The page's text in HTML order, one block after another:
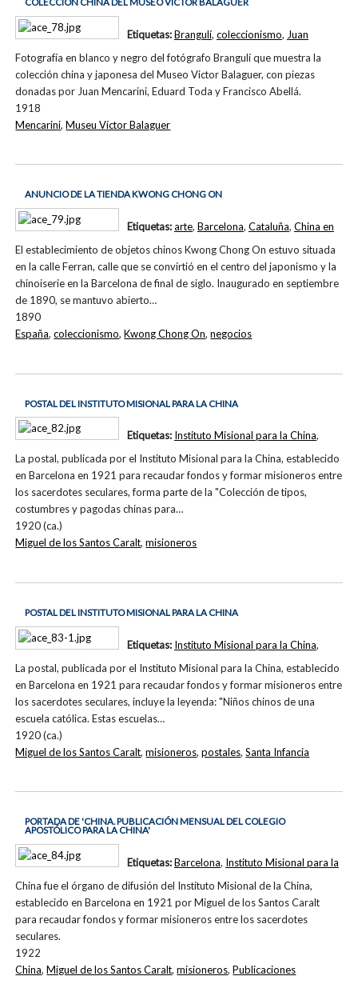
COLECCIÓN CHINA DEL MUSEO VÍCTOR BALAGUER
Fotografía en blanco y negro del fotógrafo Brangulí que muestra la
colección china y japonesa del Museo Victor Balaguer, con piezas
donadas por Juan Mencarini, Eduard Toda y Francisco Abellá.
1918
Etiquetas:Brangulí, coleccionismo, Juan
Mencarini,Museu Víctor Balaguer
ANUNCIO DE LA TIENDA KWONG CHONG ON
El establecimiento de objetos chinos Kwong Chong On estuvo situada
en la calle Ferran, calle que se convirtió en el centro del japonismo y la
chinoiserie en la Barcelona de final de siglo. Inaugurado en septiembre
de 1890, se mantuvo abierto…
1890
Etiquetas:arte, Barcelona, Cataluña, China en
España,coleccionismo,Kwong Chong On,negocios
POSTAL DEL INSTITUTO MISIONAL PARA LA CHINA
La postal, publicada por el Instituto Misional para la China, establecido
en Barcelona en 1921 para recaudar fondos y formar misioneros entre
los sacerdotes seculares, forma parte de la "Colección de tipos,
costumbres y pagodas chinas para…
1920 (ca.)
Etiquetas: Instituto Misional para la China,
Miguel de los Santos Caralt,misioneros
POSTAL DEL INSTITUTO MISIONAL PARA LA CHINA
La postal, publicada por el Instituto Misional para la China, establecido
en Barcelona en 1921 para recaudar fondos y formar misioneros entre
los sacerdotes seculares, incluye la leyenda: "Niños chinos de una
escuela católica. Estas escuelas…
1920 (ca.)
Etiquetas: Instituto Misional para la China,
Miguel de los Santos Caralt,misioneros,postales,Santa Infancia
PORTADA DE 'CHINA. PUBLICACIÓN MENSUAL DEL COLEGIO
APOSTÓLICO PARA LA CHINA'
China fue el órgano de difusión del Instituto Misional de la China,
establecido en Barcelona en 1921 por Miguel de los Santos Caralt
para recaudar fondos y formar misioneros entre los sacerdotes
seculares.
1922
Etiquetas:Barcelona, Instituto Misional para la
China,Miguel de los Santos Caralt,misioneros,Publicaciones